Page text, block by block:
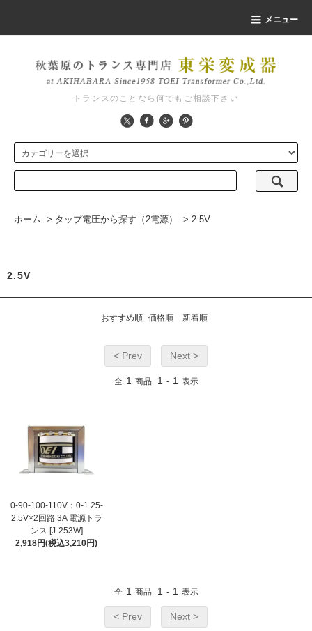
メニュー
トランスのことなら何でもご相談下さい
ホーム > タップ電圧から探す（2電源） > 2.5V
2.5V
おすすめ順 価格順 新着順
< Prev Next >
全 1 商品 1 - 1 表示
0-90-100-110V：0-1.25-
2.5V×2回路 3A 電源トラ
ンス [J-253W]
2,918円(税込3,210円)
全 1 商品 1 - 1 表示
< Prev Next >